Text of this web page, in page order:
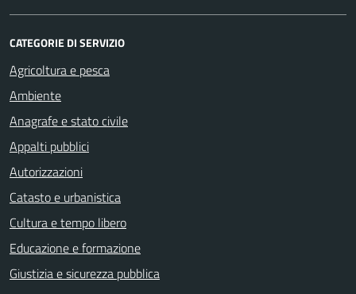
CATEGORIE DI SERVIZIO
Agricoltura e pesca
Ambiente
Anagrafe e stato civile
Appalti pubblici
Autorizzazioni
Catasto e urbanistica
Cultura e tempo libero
Educazione e formazione
Giustizia e sicurezza pubblica